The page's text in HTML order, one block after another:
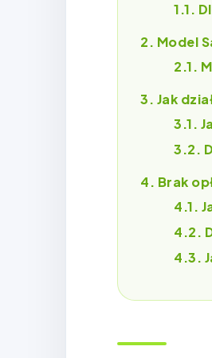
Model
Jak
Brak